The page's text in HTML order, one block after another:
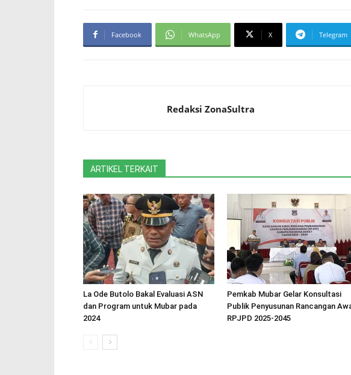
Facebook WhatsApp X Telegram
Redaksi ZonaSultra
ARTIKEL TERKAIT
La Ode Butolo Bakal Evaluasi ASN
dan Program untuk Mubar pada
2024
Pemkab Mubar Gelar Konsultasi
Publik Penyusunan Rancangan
RPJPD 2025-2045